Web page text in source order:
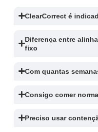
ClearCorrect é
Diferença entre
fixo
Com quantas
Consigo comer
Preciso usar